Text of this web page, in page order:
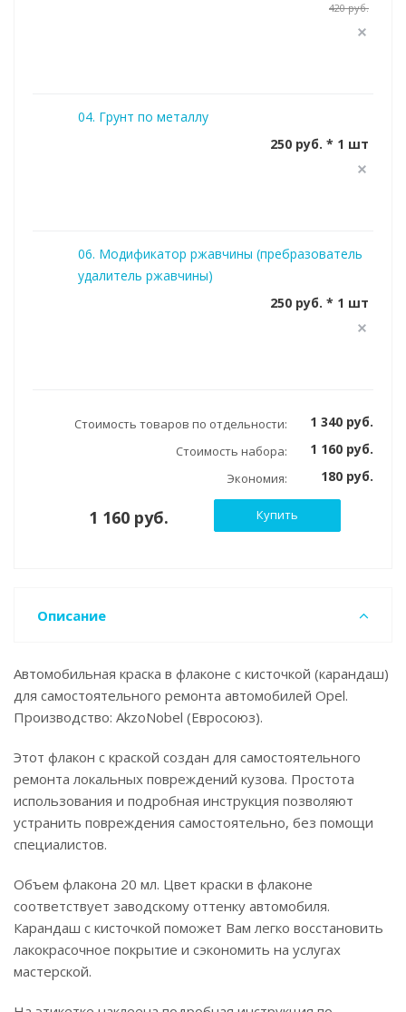
420 руб.
04. Грунт по металлу
250 руб. * 1 шт
06. Модификатор ржавчины (пребразователь
удалитель ржавчины)
250 руб. * 1 шт
Стоимость товаров по отдельности: 1 340 руб.
Стоимость набора: 1 160 руб.
Экономия: 180 руб.
1 160 руб. Купить
Описание
Автомобильная краска в флаконе с кисточкой (карандаш)
для самостоятельного ремонта автомобилей Opel.
Производство: AkzoNobel (Евросоюз).
Этот флакон с краской создан для самостоятельного
ремонта локальных повреждений кузова. Простота
использования и подробная инструкция позволяют
устранить повреждения самостоятельно, без помощи
специалистов.
Объем флакона 20 мл. Цвет краски в флаконе
соответствует заводскому оттенку автомобиля.
Карандаш с кисточкой поможет Вам легко восстановить
лакокрасочное покрытие и сэкономить на услугах
мастерской.